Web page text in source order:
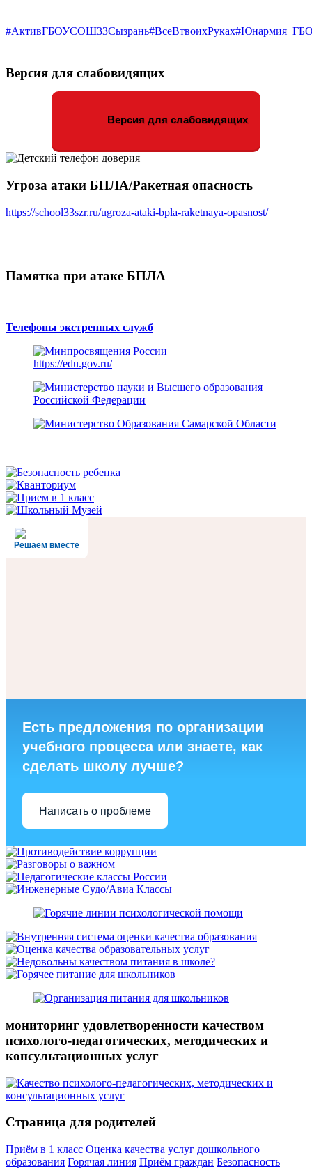
#АктивГБОУСОШ33Сызрань#ВсеВтвоихРуках
Версия для слабовидящих
Версия для слабовидящих
Угроза атаки БПЛА/Ракетная опасность
https://school33szr.ru/ugroza-ataki-bpla-raketnaya-opasnost/
Памятка при атаке БПЛА
Телефоны экстренных служб
https://edu.gov.ru/
Решаем вместе
Есть предложения по организации
учебного процесса или знаете, как
сделать школу лучше?
Написать о проблеме
мониторинг удовлетворенности качеством
психолого-педагогических, методических и
консультационных услуг
Страница для родителей
Приём в 1 класс Оценка качества услуг дошкольного
образования Горячая линия Приём граждан Безопасность